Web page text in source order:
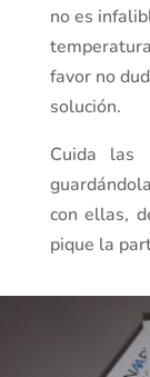
no es
favor no
solución.
Cuida las
con ellas,
pique la